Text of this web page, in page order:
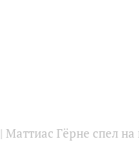
Маттиас Гёрне спел